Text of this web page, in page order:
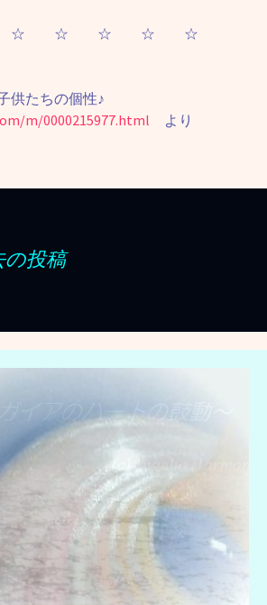
☆ ☆ ☆ ☆ ☆
供たちの個性♪
m/0000215977.html より
の投稿